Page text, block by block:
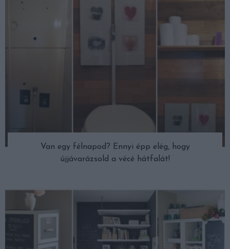
Van egy félnapod? Ennyi épp elég, hogy
újjávarázsold a vécé hátfalát!